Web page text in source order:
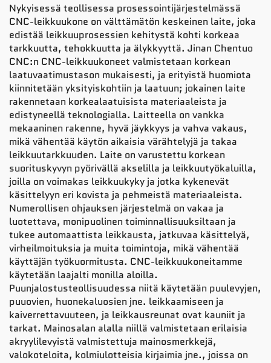
Nykyisessä teollisessa prosessointijärjestelmässä
CNC-leikkuukone on välttämätön keskeinen laite, joka
edistää leikkuuprosessien kehitystä kohti korkeaa
tarkkuutta, tehokkuutta ja älykkyyttä. Jinan Chentuo
CNC:n CNC-leikkuukoneet valmistetaan korkean
laatuvaatimustason mukaisesti, ja erityistä huomiota
kiinnitetään yksityiskohtiin ja laatuun; jokainen laite
rakennetaan korkealaatuisista materiaaleista ja
edistyneellä teknologialla. Laitteella on vankka
mekaaninen rakenne, hyvä jäykkyys ja vahva vakaus,
mikä vähentää käytön aikaisia värähtelyjä ja takaa
leikkuutarkkuuden. Laite on varustettu korkean
suorituskyvyn pyörivällä akselilla ja leikkuutyökaluilla,
joilla on voimakas leikkuukyky ja jotka kykenevät
käsittelyyn eri kovista ja pehmeistä materiaaleista.
Numerollisen ohjauksen järjestelmä on vakaa ja
luotettava, monipuolinen toiminnallisuuksiltaan ja
tukee automaattista leikkausta, jatkuvaa käsittelyä,
virheilmoituksia ja muita toimintoja, mikä vähentää
käyttäjän työkuormitusta. CNC-leikkuukoneitamme
käytetään laajalti monilla aloilla.
Puunjalostusteollisuudessa niitä käytetään puulevyjen,
puuovien, huonekaluosien jne. leikkaamiseen ja
kaiverrettavuuteen, ja leikkausreunat ovat kauniit ja
tarkat. Mainosalan alalla niillä valmistetaan erilaisia
akryylilevyistä valmistettuja mainosmerkkejä,
valokoteloita, kolmiulotteisia kirjaimia jne., joissa on